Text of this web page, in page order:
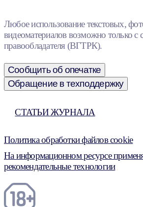
Любое использование текстовых,
видеоматериалов возможно только с
правообладателя (ВГТРК).
Сообщить об опечатке
Обращение в техподдержку
СТАТЬИ ЖУРНАЛА
Политика обработки файлов cookie
На информационном ресурсе
рекомендательные технологии